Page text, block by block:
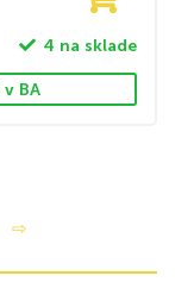
4 na sklade
BA
⇨